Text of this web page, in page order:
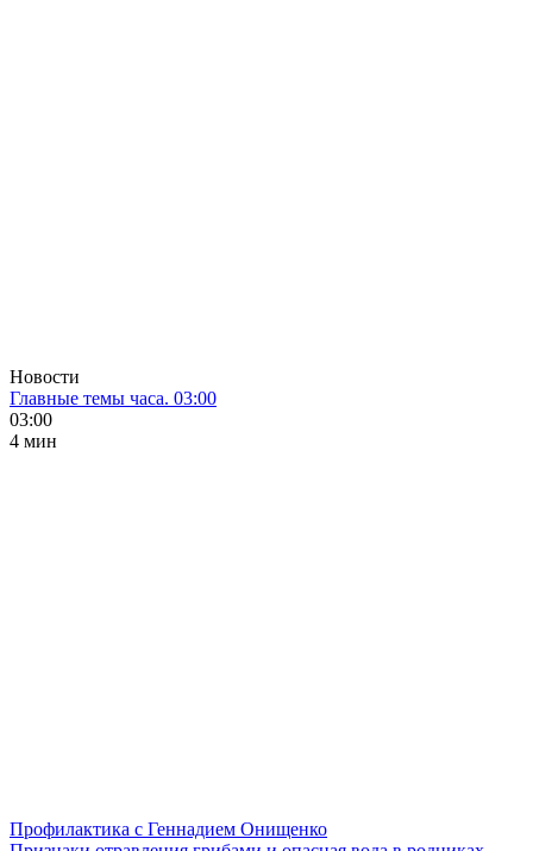
Новости
Главные темы часа. 03:00
03:00
4 мин
Профилактика с Геннадием Онищенко